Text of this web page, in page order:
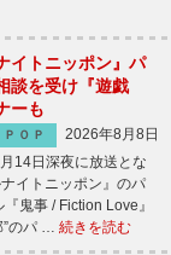
イトニッポン』パ
談を受け『遊戯
ーも
ＰＯＰ
2026年8月8日
14日深夜に放送とな
イトニッポン』のパ
鬼事 / Fiction Love』
”のパ … 続きを読む